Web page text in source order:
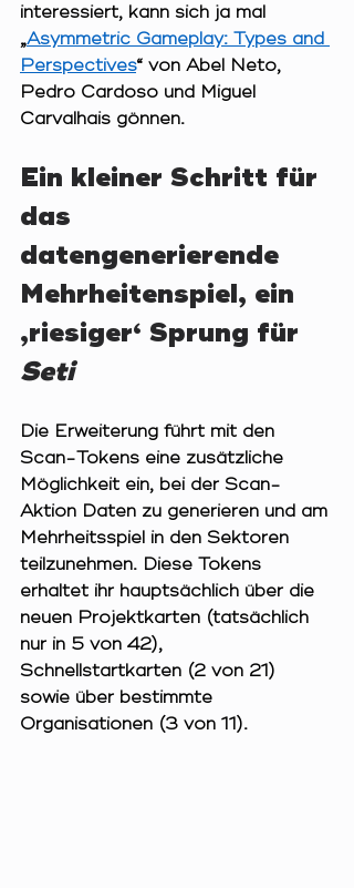
interessiert, kann sich ja mal
„Asymmetric Gameplay: Types and
Perspectives“ von Abel Neto,
Pedro Cardoso und Miguel
Carvalhais gönnen.
Ein kleiner Schritt für
das
datengenerierende
Mehrheitenspiel, ein
‚riesiger‘ Sprung für
Seti
Die Erweiterung führt mit den
Scan-Tokens eine zusätzliche
Möglichkeit ein, bei der Scan-
Aktion Daten zu generieren und am
Mehrheitsspiel in den Sektoren
teilzunehmen. Diese Tokens
erhaltet ihr hauptsächlich über die
neuen Projektkarten (tatsächlich
nur in 5 von 42),
Schnellstartkarten (2 von 21)
sowie über bestimmte
Organisationen (3 von 11).